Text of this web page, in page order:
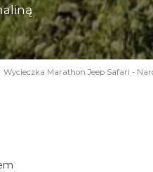
Wycieczka Marathon Jeep Safari -